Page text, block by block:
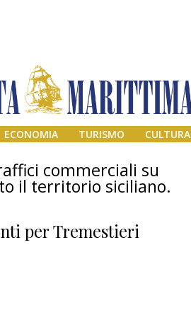
ECONOMIA TURISMO CULTURA
commerciali su
il territorio siciliano.
per Tremestieri